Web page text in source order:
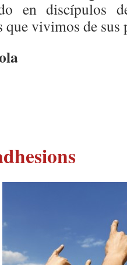
en discípulos
vivimos de sus